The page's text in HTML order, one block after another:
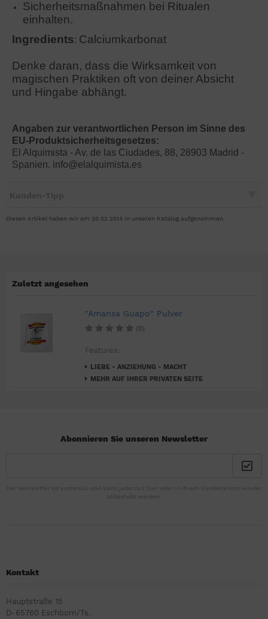
Sicherheitsmaßnahmen bei Ritualen
einhalten.
Ingredients: Calciumkarbonat
Denke daran, dass die Wirksamkeit von
magischen Praktiken oft von deiner Absicht
und Hingabe abhängt.
Angaben zur verantwortlichen Person im Sinne des
EU-Produktsicherheitsgesetzes:
El Alquimista - Av. de las Ciudades, 88, 28903 Madrid -
Spanien. info@elalquimista.es
Diesen Artikel haben wir am 20.02.2013 in unseren Katalog aufgenommen.
Zuletzt angesehen
"Amansa Guapo" Pulver
(0)
Features:
LIEBE - ANZIEHUNG - MACHT
MEHR AUF IHRER PRIVATEN SEITE
Abonnieren Sie unseren Newsletter
Der Newsletter ist kostenlos und kann jederzeit hier oder in Ihrem Kundenkonto wieder
abbestellt werden.
Kontakt
Hauptstraße 15
D-65760 Eschborn/Ts.